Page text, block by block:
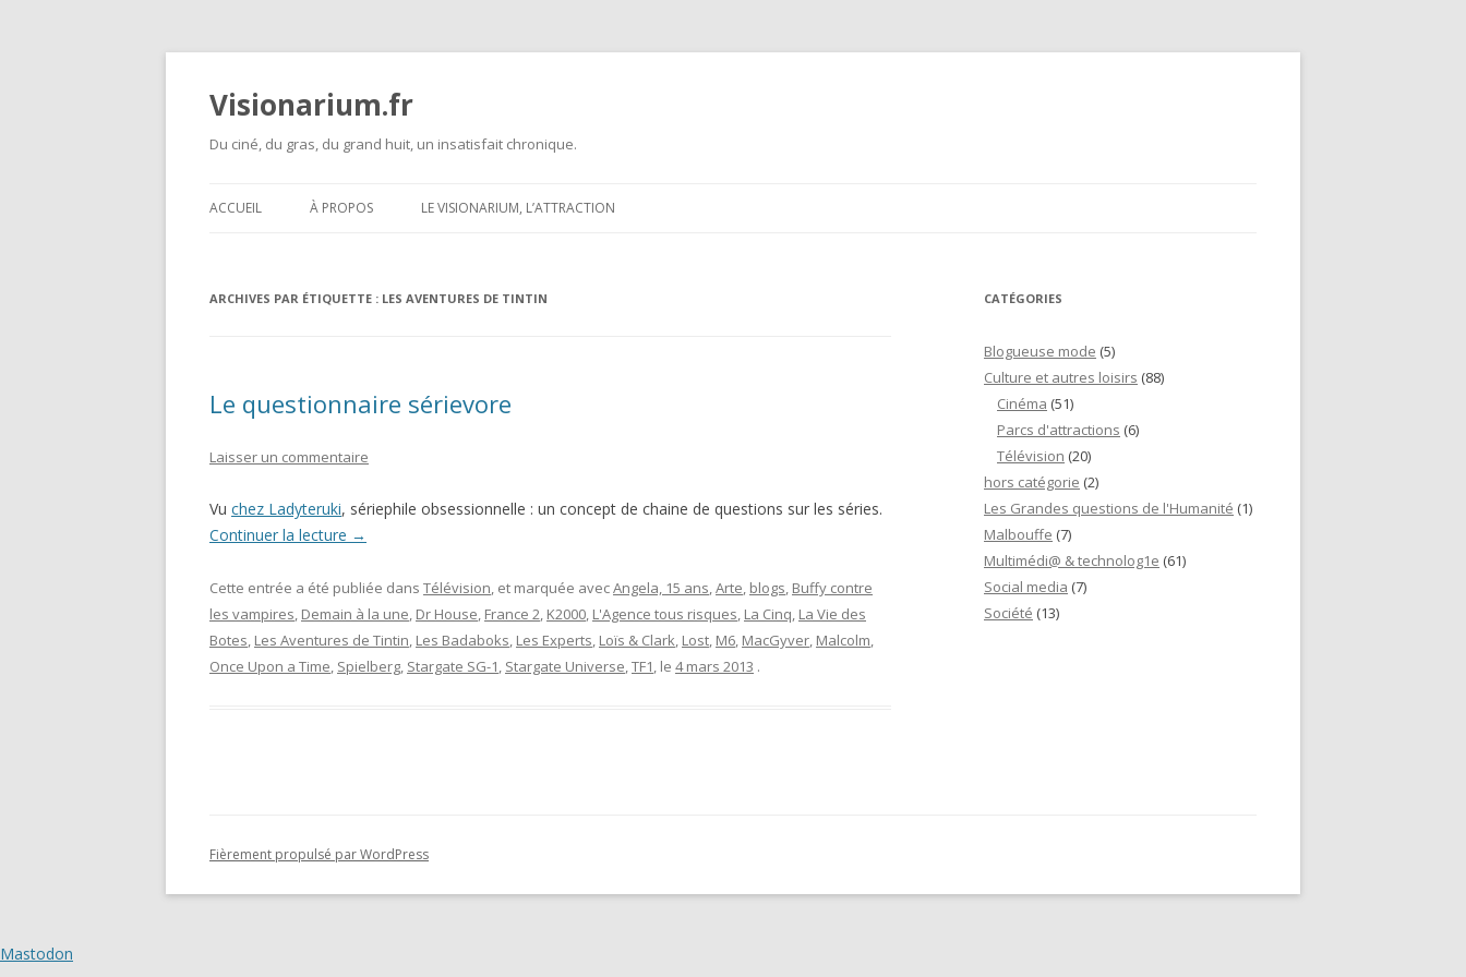
Visionarium.fr
Du ciné, du gras, du grand huit, un insatisfait chronique.
ACCUEIL À PROPOS LE VISIONARIUM, L’ATTRACTION
ARCHIVES PAR ÉTIQUETTE : LES AVENTURES DE TINTIN
Le questionnaire sérievore
Laisser un commentaire
Vu chez Ladyteruki, sériephile obsessionnelle : un concept de chaine de questions sur les séries.
Continuer la lecture →
Cette entrée a été publiée dans Télévision, et marquée avecAngela, 15 ans,Arte, blogs, Buffy contre
les vampires, Demain à la une, Dr House, France 2, K2000, L'Agence tous risques, La Cinq, La Vie des
Botes, Les Aventures de Tintin, Les Badaboks, Les Experts, Loïs & Clark, Lost, M6, MacGyver, Malcolm,
Once Upon a Time, Spielberg, Stargate SG-1, Stargate Universe,TF1, le 4 mars 2013 .
CATÉGORIES
Blogueuse mode (5)
Culture et autres loisirs (88)
Cinéma (51)
Parcs d'attractions (6)
Télévision (20)
hors catégorie (2)
Les Grandes questions de l'Humanité (1)
Malbouffe (7)
Multimédi@ & technolog1e (61)
Social media (7)
Société (13)
Fièrement propulsé par WordPress
Mastodon